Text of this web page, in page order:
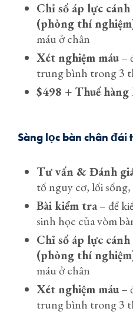
Chỉ số áp lực
(phòng thí
máu ở chân
Xét nghiệm máu–
trung bình trong 3
$498 + Thuế
Sàng lọc bàn chân
Tư vấn & Đánh
tố nguy cơ, lối
Bài kiểm tra– để
sinh học của vòm
Chỉ số áp lực
(phòng thí
máu ở chân
Xét nghiệm máu–
trung bình trong 3